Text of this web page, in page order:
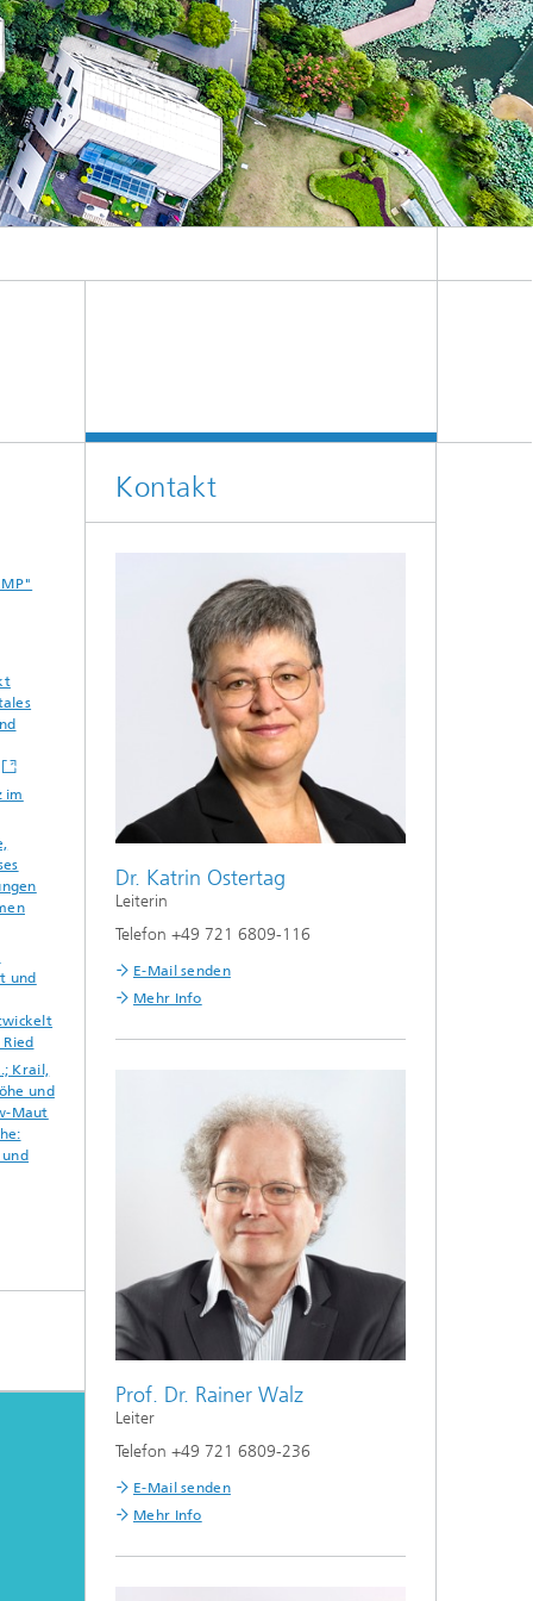
im
und
Krail,
und
Maut
Kontakt
Dr. Katrin Ostertag
Leiterin
Telefon +49 721 6809-116
E-Mail senden
Mehr Info
Prof. Dr. Rainer Walz
Leiter
Telefon +49 721 6809-236
E-Mail senden
Mehr Info